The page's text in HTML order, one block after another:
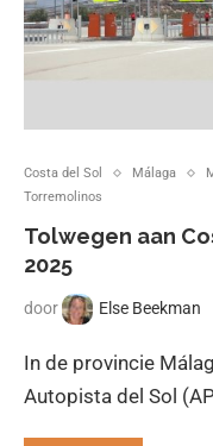
Costa del Sol Málaga
Torremolinos
Tolwegen aan
2025
door Else Beekman
In de provincie
Autopista del Sol